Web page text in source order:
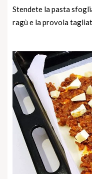
Stendete la pasta
ragù e la provola